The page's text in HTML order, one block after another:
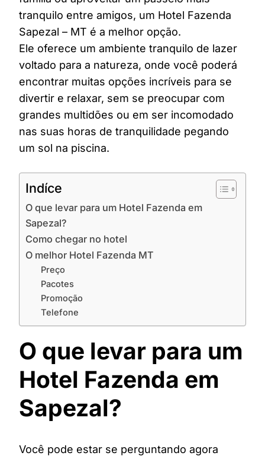
tranquilo entre amigos, um Hotel Fazenda
Sapezal – MT é a melhor opção.
Ele oferece um ambiente tranquilo de lazer
voltado para a natureza, onde você poderá
encontrar muitas opções incríveis para se
divertir e relaxar, sem se preocupar com
grandes multidões ou em ser incomodado
nas suas horas de tranquilidade pegando
um sol na piscina.
Indíce
O que levar para um Hotel Fazenda em
Sapezal?
Como chegar no hotel
O melhor Hotel Fazenda MT
Preço
Pacotes
Promoção
Telefone
O que levar para um
Hotel Fazenda em
Sapezal?
Você pode estar se perguntando agora